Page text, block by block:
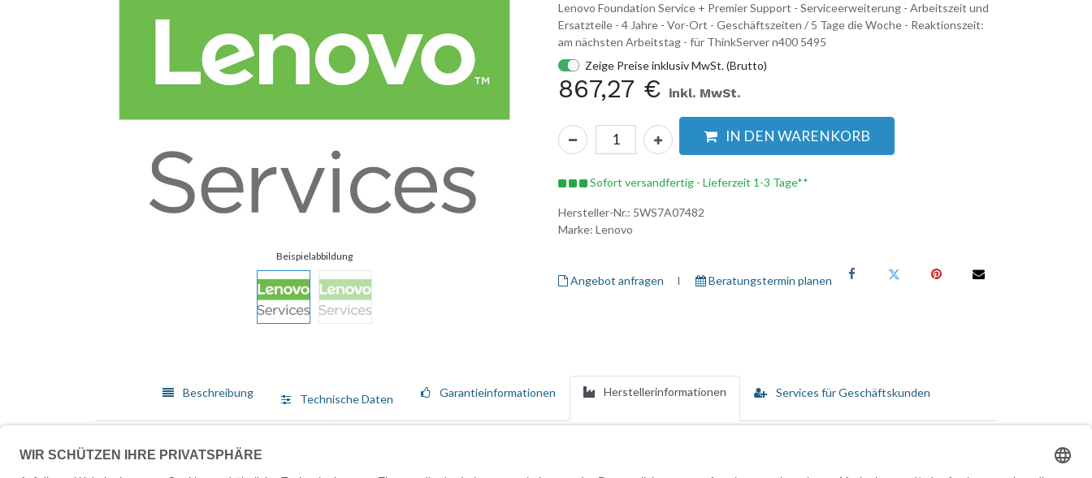
Lenovo Foundation Service + Premier Support - Serviceerweiterung - Arbeitszeit und
Ersatzteile - 4 Jahre - Vor-Ort - Geschäftszeiten / 5 Tage die Woche - Reaktionszeit:
am nächsten Arbeitstag - für ThinkServer n400 5495
Zeige Preise inklusiv MwSt. (Brutto)
867,27 € inkl. MwSt.
IN DEN WARENKORB
Sofort versandfertig - Lieferzeit 1-3 Tage**
Hersteller-Nr.: 5WS7A07482
Marke: Lenovo
Angebot anfragen I ​ Beratungstermin planen
Beschreibung Technische Daten Garantieinformationen Herstellerinformationen Services für Geschäftskunden